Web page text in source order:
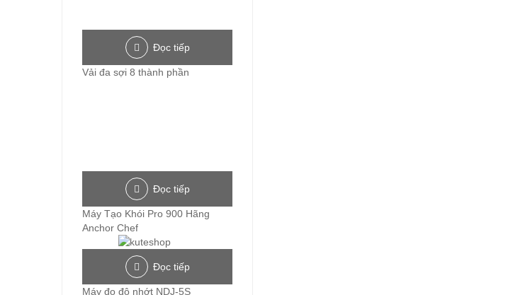
Đọc tiếp
Vải đa sợi 8 thành phần
Đọc tiếp
Máy Tạo Khói Pro 900 Hãng
Anchor Chef
Đọc tiếp
Máy đo độ nhớt NDJ-5S